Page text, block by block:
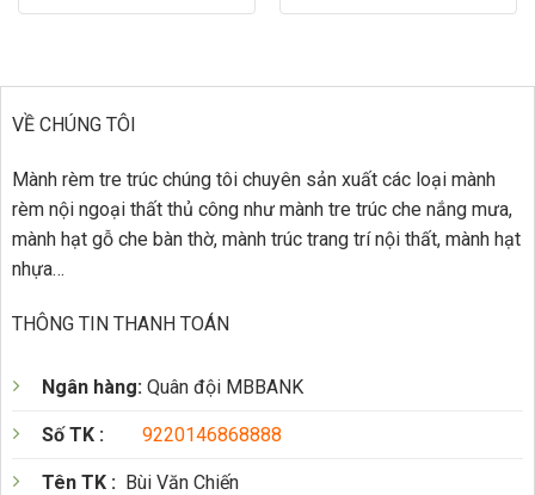
VỀ CHÚNG TÔI
Mành rèm tre trúc chúng tôi chuyên sản xuất các loại mành
rèm nội ngoại thất thủ công như mành tre trúc che nắng mưa,
mành hạt gỗ che bàn thờ, mành trúc trang trí nội thất, mành hạt
nhựa…
THÔNG TIN THANH TOÁN
Ngân hàng: Quân đội MBBANK
Số TK : 9220146868888
Tên TK : Bùi Văn Chiến